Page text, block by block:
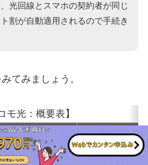
光回線とスマホの契約者が同じ
割が自動適用されるので手続き
てみましょう。
モ光：概要表】
戸建て
マンション
（フレッツ光と同じ）